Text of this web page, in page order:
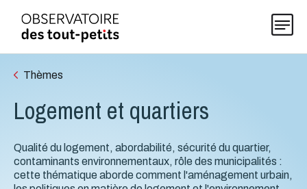
Thématiques
Explorer les données 0-5
Thèmes
Logement et quartiers
Qualité du logement, abordabilité, sécurité du quartier,
contaminants environnementaux, rôle des municipalités :
cette thématique aborde comment l'aménagement urbain,